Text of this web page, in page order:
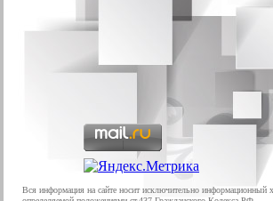
Вся информация на сайте носит исключительно информационный